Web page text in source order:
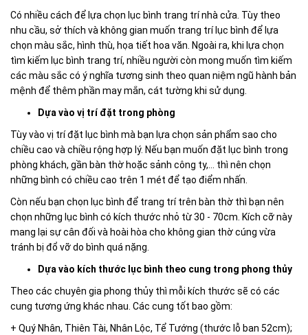
Có nhiều cách để lựa chọn lục bình trang trí nhà cửa. Tùy theo
nhu cầu, sở thích và không gian muốn trang trí lục bình để lựa
chọn màu sắc, hình thù, họa tiết hoa văn. Ngoài ra, khi lựa chọn
tìm kiếm lục bình trang trí, nhiều người còn mong muốn tìm kiếm
các màu sắc có ý nghĩa tương sinh theo quan niệm ngũ hành bản
mệnh để thêm phần may mắn, cát tường khi sử dụng.
Dựa vào vị trí đặt trong phòng
Tùy vào vị trí đặt lục bình mà bạn lựa chọn sản phẩm sao cho
chiều cao và chiều rộng hợp lý. Nếu bạn muốn đặt lục bình trong
phòng khách, gần bàn thờ hoặc sảnh công ty,... thì nên chọn
những bình có chiều cao trên 1 mét để tạo điểm nhấn.
Còn nếu bạn chọn lục bình để trang trí trên bàn thờ thì bạn nên
chọn những lục bình có kích thước nhỏ từ 30 - 70cm. Kích cỡ này
mang lại sự cân đối và hoài hòa cho không gian thờ cúng vừa
tránh bị đổ vỡ do bình quá nặng.
Dựa vào kích thước lục bình theo cung trong phong thủy
Theo các chuyên gia phong thủy thì mỗi kích thước sẽ có các
cung tương ứng khác nhau. Các cung tốt bao gồm:
+ Quý Nhân, Thiên Tài, Nhân Lộc, Tể Tướng (thước lỗ ban 52cm);